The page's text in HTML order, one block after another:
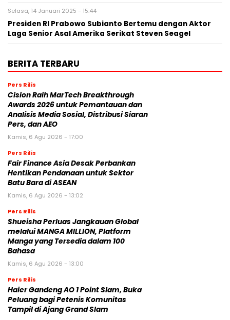
Selasa, 14 Januari 2025 - 15:44
Presiden RI Prabowo Subianto Bertemu dengan Aktor
Laga Senior Asal Amerika Serikat Steven Seagel
BERITA TERBARU
Pers Rilis
Cision Raih MarTech Breakthrough
Awards 2026 untuk Pemantauan dan
Analisis Media Sosial, Distribusi Siaran
Pers, dan AEO
Kamis, 6 Agu 2026 - 17:00
Pers Rilis
Fair Finance Asia Desak Perbankan
Hentikan Pendanaan untuk Sektor
Batu Bara di ASEAN
Kamis, 6 Agu 2026 - 13:02
Pers Rilis
Shueisha Perluas Jangkauan Global
melalui MANGA MILLION, Platform
Manga yang Tersedia dalam 100
Bahasa
Kamis, 6 Agu 2026 - 13:00
Pers Rilis
Haier Gandeng AO 1 Point Slam, Buka
Peluang bagi Petenis Komunitas
Tampil di Ajang Grand Slam